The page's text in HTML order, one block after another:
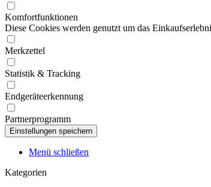
Komfortfunktionen
Diese Cookies werden genutzt um das
Merkzettel
Statistik & Tracking
Endgeräteerkennung
Partnerprogramm
Menü schließen
Kategorien